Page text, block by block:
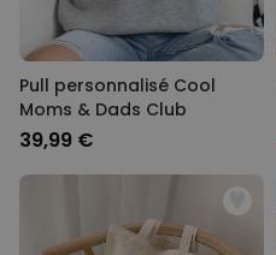
Pull personnalisé Cool
Moms & Dads Club
39,99 €